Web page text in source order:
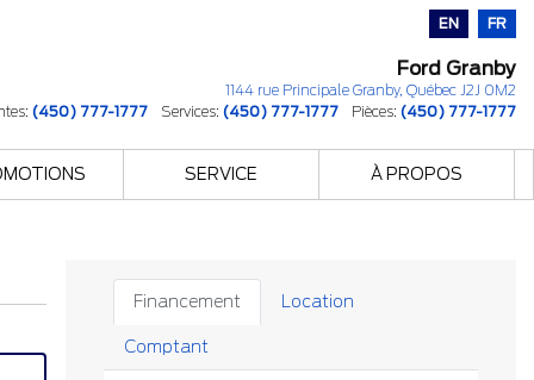
EN FR
Ford Granby
1144 rue Principale Granby, Québec J2J 0M2
(450) 777-1777 Services: (450) 777-1777 Pièces: (450) 777-1777
SERVICE À PROPOS
Financement Location
Comptant